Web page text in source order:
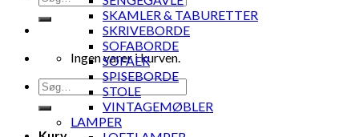
efter:
Ingen varer i kurven.
Søg
efter:
SKAMLER & TABURETTER
SKRIVEBORDE
SOFABORDE
SOFAER
SPISEBORDE
STOLE
VINTAGEMØBLER
LAMPER